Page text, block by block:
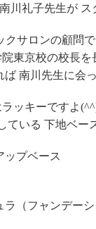
川礼子先生が
サロンの顧問
東京校の校長を
ば 南川先生に
ッキーですよ
ている 下地ベー
プベース
（フャンデーシ